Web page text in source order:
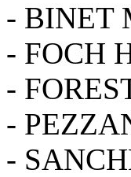
- BINET
- FOCH
-
-
-